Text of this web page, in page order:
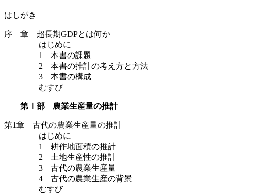
はしがき
序 章 超長期GDPとは何か
はじめに
1 本書の課題
2 本書の推計の考え方と方法
3 本書の構成
むすび
第Ⅰ部 農業生産量の推計
第1章 古代の農業生産量の推計
はじめに
1 耕作地面積の推計
2 土地生産性の推計
3 古代の農業生産量
4 古代の農業生産の背景
むすび